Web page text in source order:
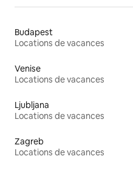
Budapest
Locations de vacances
Venise
Locations de vacances
Ljubljana
Locations de vacances
Zagreb
Locations de vacances